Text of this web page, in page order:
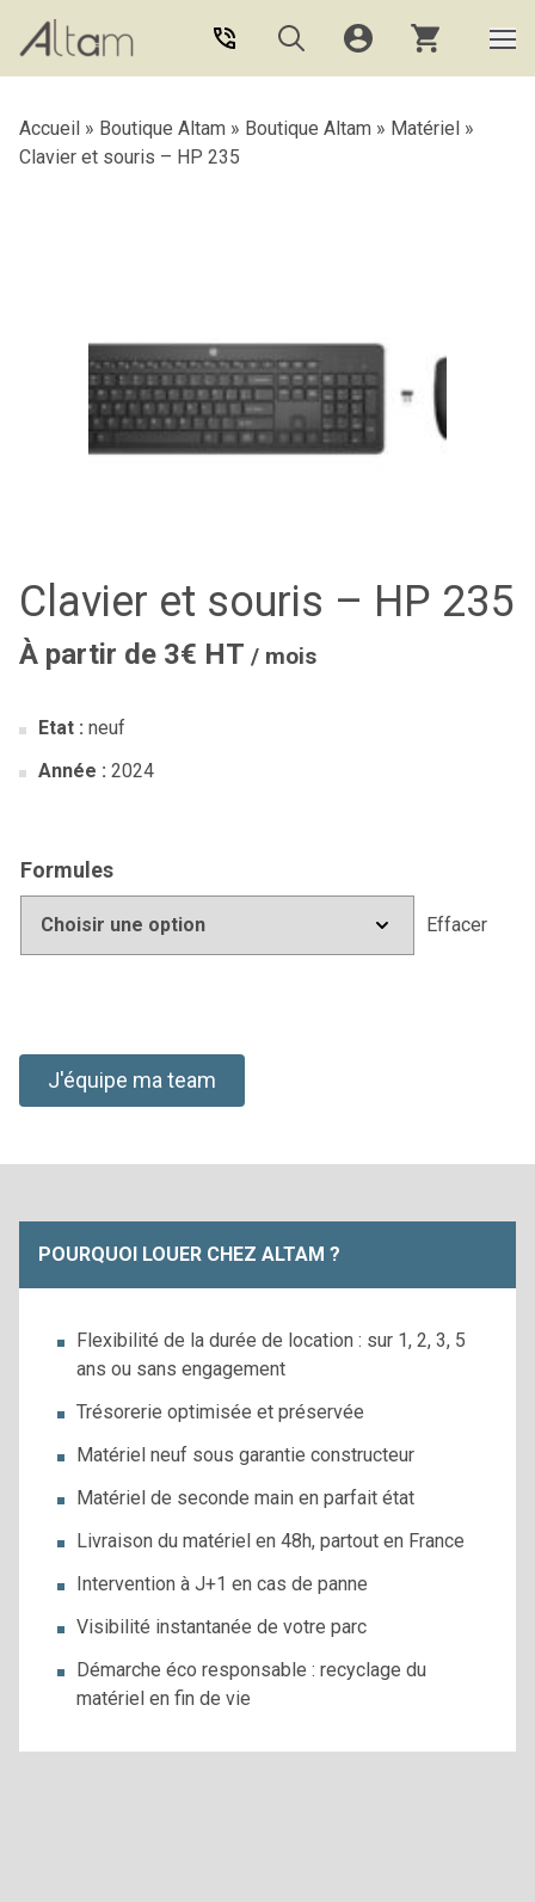
Aller au contenu principal
Accueil » Boutique Altam » Boutique Altam » Matériel »
Clavier et souris – HP 235
Clavier et souris – HP 235
À partir de 3€ HT / mois
Etat : neuf
Année : 2024
Formules
Effacer
J'équipe ma team
POURQUOI LOUER CHEZ ALTAM ?
Flexibilité de la durée de location : sur 1, 2, 3, 5
ans ou sans engagement
Trésorerie optimisée et préservée
Matériel neuf sous garantie constructeur
Matériel de seconde main en parfait état
Livraison du matériel en 48h, partout en France
Intervention à J+1 en cas de panne
Visibilité instantanée de votre parc
Démarche éco responsable : recyclage du
matériel en fin de vie